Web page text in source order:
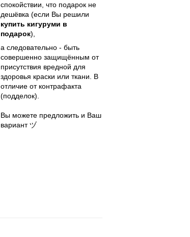
спокойствии, что подарок не
дешёвка (если Вы решили
купить кигуруми в
подарок),
а следовательно - быть
совершенно защищённым от
присутствия вредной для
здоровья краски или ткани. В
отличие от контрафакта
(подделок).
Вы можете предложить и Ваш
вариант ヅ